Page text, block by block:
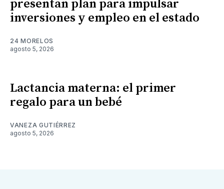
presentan plan para impulsar
inversiones y empleo en el estado
24 MORELOS
agosto 5, 2026
Lactancia materna: el primer
regalo para un bebé
VANEZA GUTIÉRREZ
agosto 5, 2026